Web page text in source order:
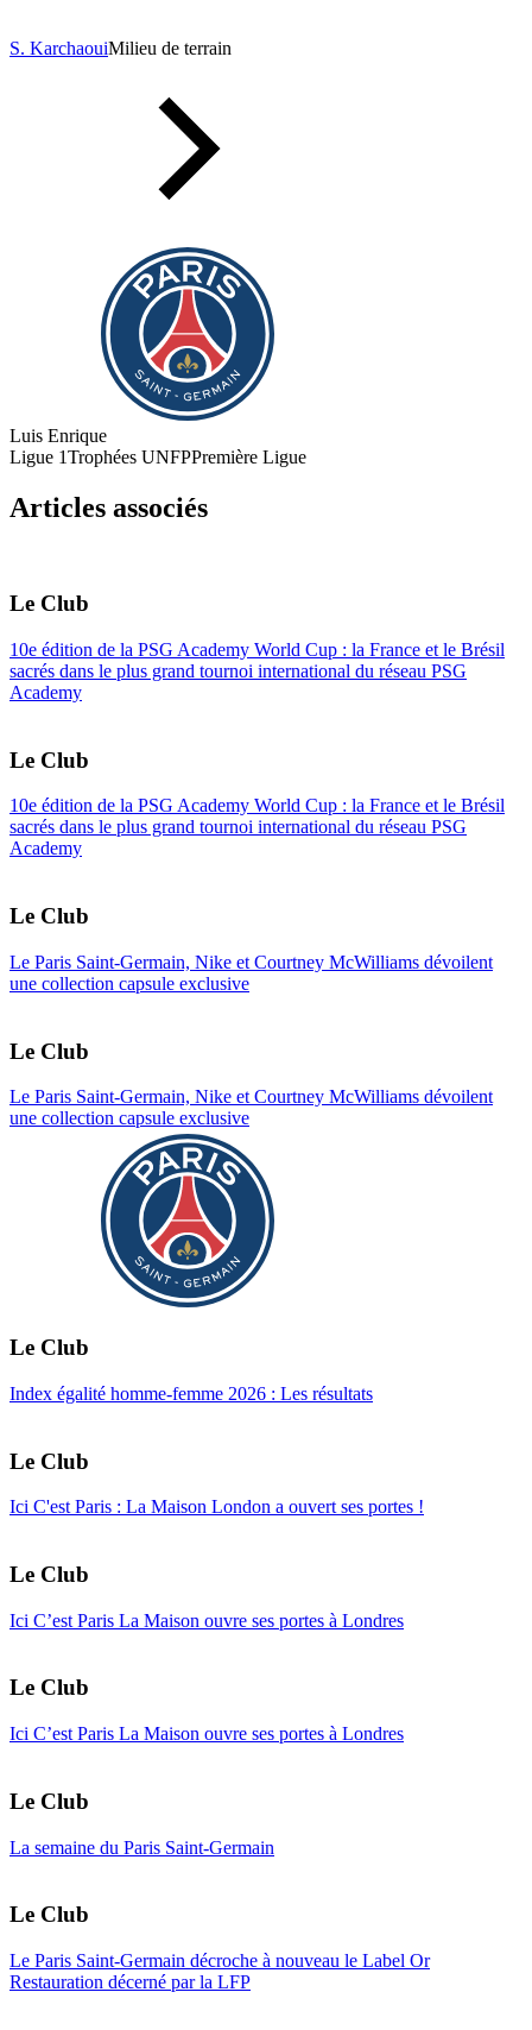
S. KarchaouiMilieu de terrain
Luis Enrique
Ligue 1Trophées UNFPPremière Ligue
Articles associés
Le Club
10e édition de la PSG Academy World Cup : la France et le Brésil
sacrés dans le plus grand tournoi international du réseau PSG
Academy
Le Club
10e édition de la PSG Academy World Cup : la France et le Brésil
sacrés dans le plus grand tournoi international du réseau PSG
Academy
Le Club
Le Paris Saint-Germain, Nike et Courtney McWilliams dévoilent
une collection capsule exclusive
Le Club
Le Paris Saint-Germain, Nike et Courtney McWilliams dévoilent
une collection capsule exclusive
Le Club
Index égalité homme-femme 2026 : Les résultats
Le Club
Ici C'est Paris : La Maison London a ouvert ses portes !
Le Club
Ici C’est Paris La Maison ouvre ses portes à Londres
Le Club
Ici C’est Paris La Maison ouvre ses portes à Londres
Le Club
La semaine du Paris Saint-Germain
Le Club
Le Paris Saint-Germain décroche à nouveau le Label Or
Restauration décerné par la LFP